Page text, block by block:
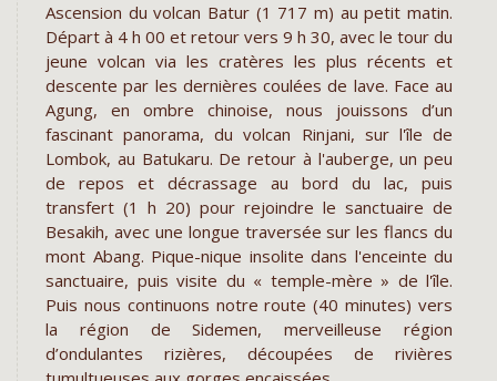
Ascension du volcan Batur (1 717 m) au petit matin.
Départ à 4 h 00 et retour vers 9 h 30, avec le tour du
jeune volcan via les cratères les plus récents et
descente par les dernières coulées de lave. Face au
Agung, en ombre chinoise, nous jouissons d’un
fascinant panorama, du volcan Rinjani, sur l'île de
Lombok, au Batukaru. De retour à l'auberge, un peu
de repos et décrassage au bord du lac, puis
transfert (1 h 20) pour rejoindre le sanctuaire de
Besakih, avec une longue traversée sur les flancs du
mont Abang. Pique-nique insolite dans l'enceinte du
sanctuaire, puis visite du « temple-mère » de l'île.
Puis nous continuons notre route (40 minutes) vers
la région de Sidemen, merveilleuse région
d’ondulantes rizières, découpées de rivières